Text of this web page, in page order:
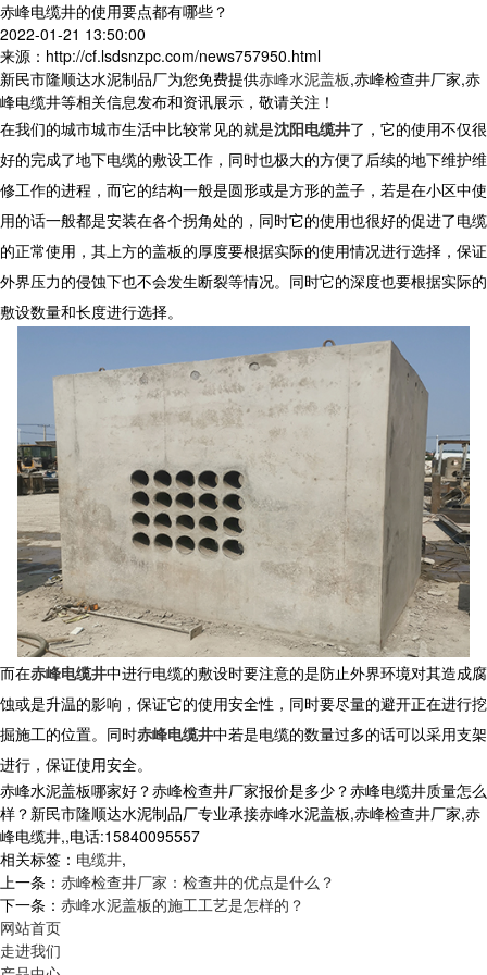
赤峰电缆井的使用要点都有哪些？
2022-01-21 13:50:00
来源：http://cf.lsdsnzpc.com/news757950.html
新民市隆顺达水泥制品厂为您免费提供赤峰水泥盖板,赤峰检查井厂家,赤
峰电缆井等相关信息发布和资讯展示，敬请关注！
在我们的城市城市生活中比较常见的就是沈阳电缆井了，它的使用不仅很
好的完成了地下电缆的敷设工作，同时也极大的方便了后续的地下维护维
修工作的进程，而它的结构一般是圆形或是方形的盖子，若是在小区中使
用的话一般都是安装在各个拐角处的，同时它的使用也很好的促进了电缆
的正常使用，其上方的盖板的厚度要根据实际的使用情况进行选择，保证
外界压力的侵蚀下也不会发生断裂等情况。同时它的深度也要根据实际的
敷设数量和长度进行选择。
而在赤峰电缆井中进行电缆的敷设时要注意的是防止外界环境对其造成腐
蚀或是升温的影响，保证它的使用安全性，同时要尽量的避开正在进行挖
掘施工的位置。同时赤峰电缆井中若是电缆的数量过多的话可以采用支架
进行，保证使用安全。
赤峰水泥盖板哪家好？赤峰检查井厂家报价是多少？赤峰电缆井质量怎么
样？新民市隆顺达水泥制品厂专业承接赤峰水泥盖板,赤峰检查井厂家,赤
峰电缆井,,电话:15840095557
相关标签： 电缆井,
上一条： 赤峰检查井厂家：检查井的优点是什么？
下一条： 赤峰水泥盖板的施工工艺是怎样的？
网站首页
走进我们